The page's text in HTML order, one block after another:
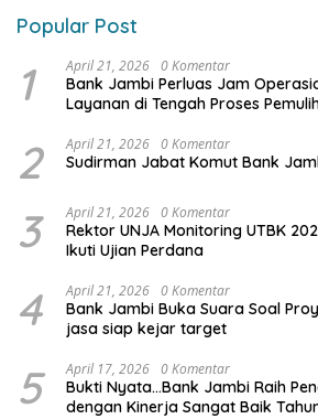
Popular Post
1 April 21, 2026 0 Komentar
Bank Jambi Perluas Jam
Layanan di Tengah Proses
2 April 21, 2026 0 Komentar
Sudirman Jabat Komut Bank
3 April 21, 2026 0 Komentar
Rektor UNJA Monitoring UTBK
Ikuti Ujian Perdana
4 April 21, 2026 0 Komentar
Bank Jambi Buka Suara Soal
jasa siap kejar target
5 April 17, 2026 0 Komentar
Bukti Nyata…Bank Jambi Raih
dengan Kinerja Sangat Baik